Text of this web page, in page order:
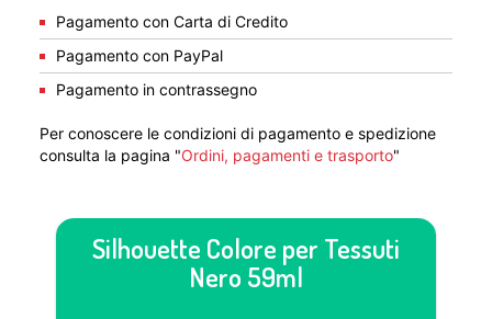
Pagamento con Carta di Credito
Pagamento con PayPal
Pagamento in contrassegno
Per conoscere le condizioni di pagamento e spedizione
consulta la pagina "Ordini, pagamenti e trasporto"
Silhouette Colore per Tessuti
Nero 59ml